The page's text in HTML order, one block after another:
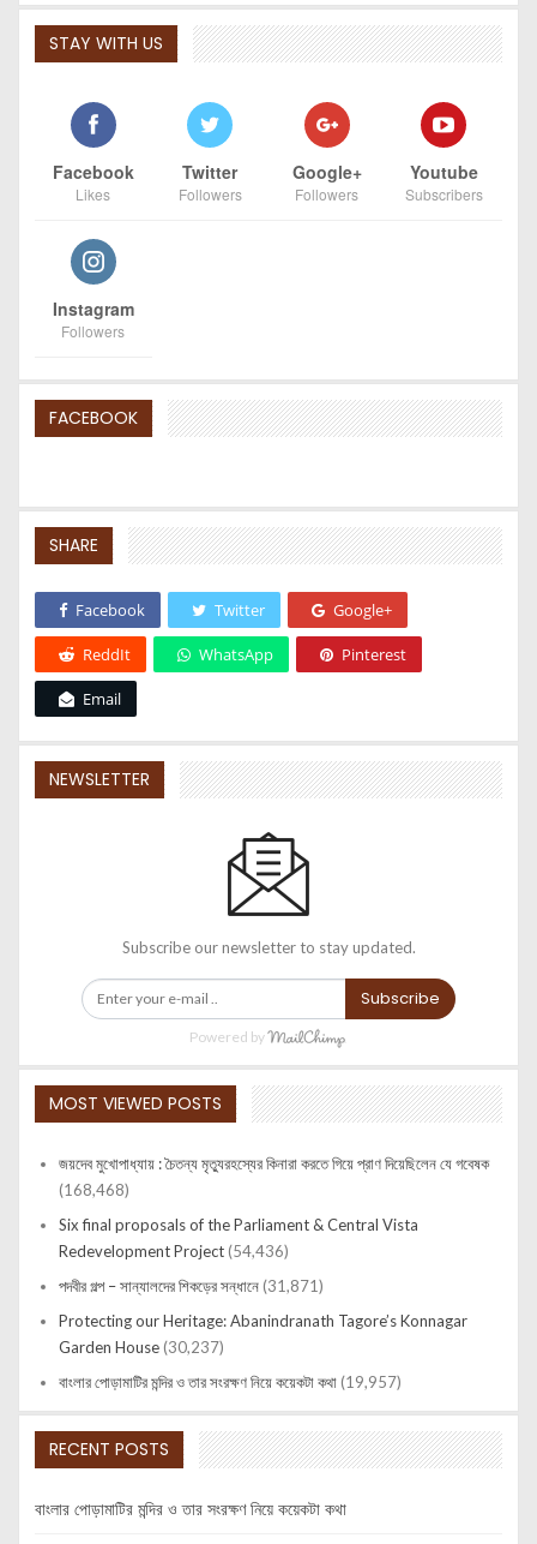
STAY WITH US
Facebook
Likes
Twitter
Followers
Google+
Followers
Youtube
Subscribers
Instagram
Followers
FACEBOOK
SHARE
Facebook Twitter Google+
ReddIt WhatsApp Pinterest
Email
NEWSLETTER
Subscribe our newsletter to stay updated.
Subscribe
Powered by
MOST VIEWED POSTS
জয়দেব মুখোপাধ্যায় : চৈতন্য মৃত্যুরহস্যের কিনারা করতে গিয়ে প্রাণ দিয়েছিলেন যে গবেষক
(168,468)
Six final proposals of the Parliament & Central Vista
Redevelopment Project (54,436)
পদবীর গল্প – সান্যালদের শিকড়ের সন্ধানে (31,871)
Protecting our Heritage: Abanindranath Tagore’s Konnagar
Garden House (30,237)
বাংলার পোড়ামাটির মন্দির ও তার সংরক্ষণ নিয়ে কয়েকটা কথা (19,957)
RECENT POSTS
বাংলার পোড়ামাটির মন্দির ও তার সংরক্ষণ নিয়ে কয়েকটা কথা